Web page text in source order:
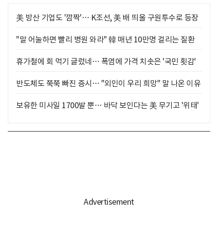
美 방산 기업도 '깜짝'… K조선, 美 배 띄울 구원투수로 등장
"말 어눌하면 빨리 병원 와라" 韓 매년 10만명 걸리는 질환
휴가철에 회 먹기 글렀네… 폭염에 가격 치솟은 '국민 횟감'
반도체도 쭉쭉 빠진 증시… "외인이 우리 희망" 말 나온 이유
보유한 미사일 1700발 뿐… 바닥 보인다는 美 무기고 '위태'